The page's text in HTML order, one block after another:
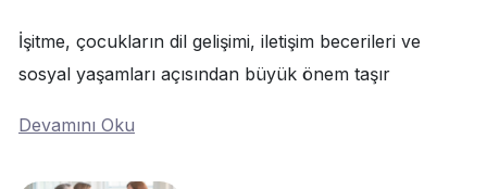
İşitme, çocukların dil gelişimi, iletişim becerileri ve
sosyal yaşamları açısından büyük önem taşır
Devamını Oku